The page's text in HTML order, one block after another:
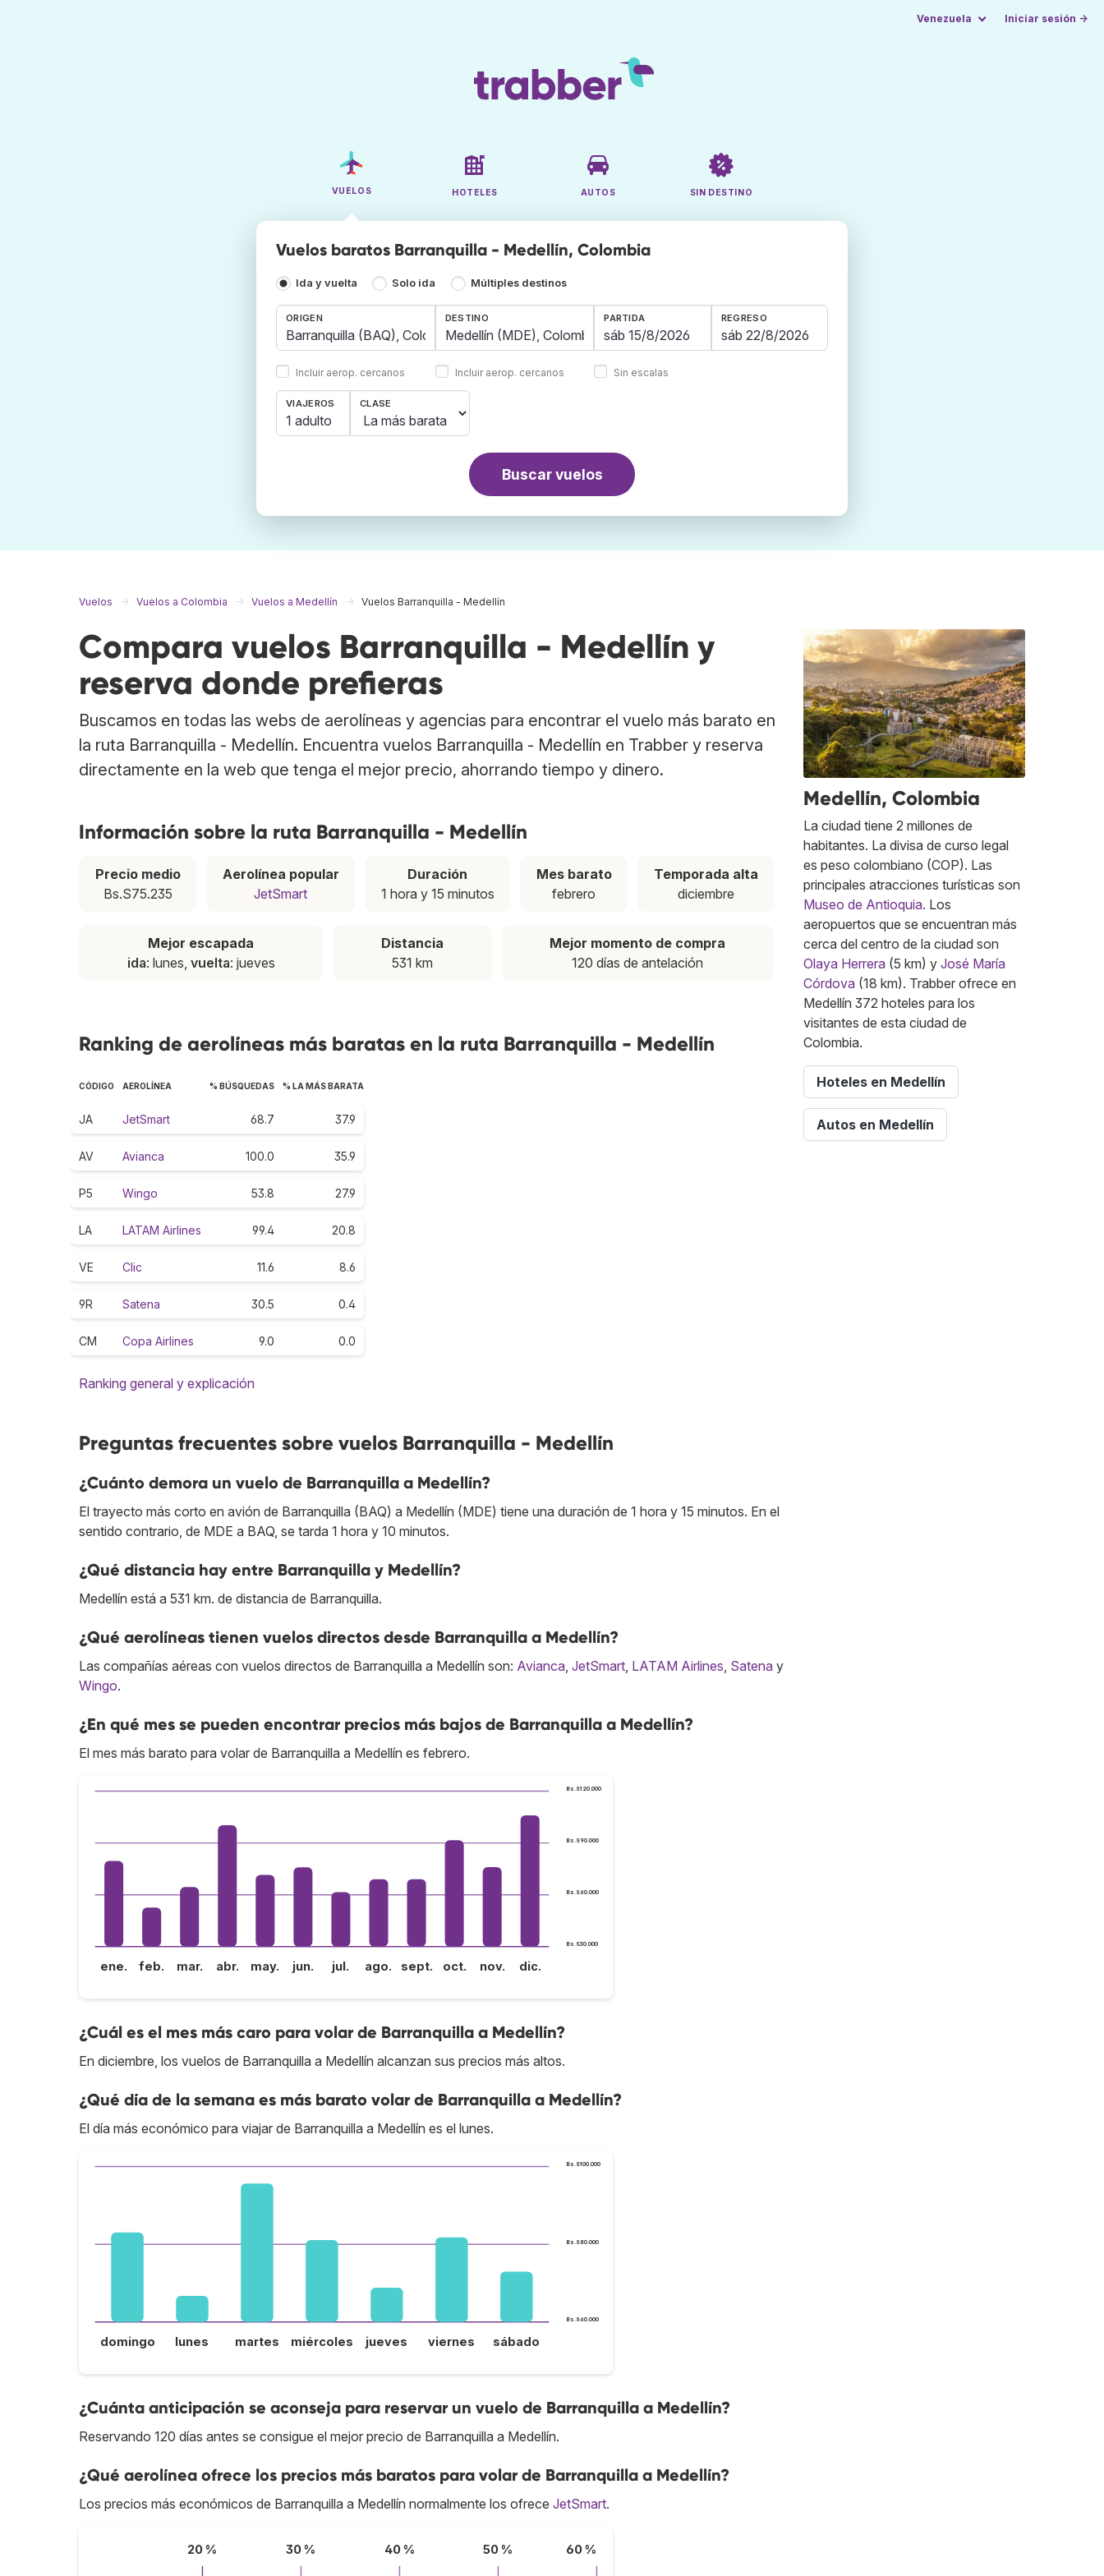
Venezuela Iniciar sesión →
VUELOS HOTELES AUTOS SIN DESTINO
Vuelos baratos Barranquilla - Medellín, Colombia
Ida y vuelta Solo ida Múltiples destinos
ORIGEN
Incluir aerop. cercanos
DESTINO
Incluir aerop. cercanos
PARTIDA REGRESO
Sin escalas
VIAJEROS
1 adulto
CLASE
Buscar vuelos
Vuelos Vuelos a Colombia Vuelos a Medellín Vuelos Barranquilla - Medellín
Compara vuelos Barranquilla - Medellín y
reserva donde prefieras
Buscamos en todas las webs de aerolíneas y agencias para encontrar el vuelo más barato en
la ruta Barranquilla - Medellín. Encuentra vuelos Barranquilla - Medellín en Trabber y reserva
directamente en la web que tenga el mejor precio, ahorrando tiempo y dinero.
Información sobre la ruta Barranquilla - Medellín
Precio medio
Bs.S75.235
Aerolínea popular
JetSmart
Duración
1 hora y 15 minutos
Mes barato
febrero
Temporada alta
diciembre
Mejor escapada
ida: lunes, vuelta: jueves
Distancia
531 km
Mejor momento de compra
120 días de antelación
Ranking de aerolíneas más baratas en la ruta Barranquilla - Medellín
CÓDIGO AEROLÍNEA % BÚSQUEDAS % LA MÁS BARATA
JA JetSmart 68.7 37.9
AV Avianca 100.0 35.9
P5 Wingo 53.8 27.9
LA LATAM Airlines 99.4 20.8
VE Clic 11.6 8.6
9R Satena 30.5 0.4
CM Copa Airlines 9.0 0.0
Ranking general y explicación
Preguntas frecuentes sobre vuelos Barranquilla - Medellín
¿Cuánto demora un vuelo de Barranquilla a Medellín?
El trayecto más corto en avión de Barranquilla (BAQ) a Medellín (MDE) tiene una duración de 1 hora y 15 minutos. En el
sentido contrario, de MDE a BAQ, se tarda 1 hora y 10 minutos.
¿Qué distancia hay entre Barranquilla y Medellín?
Medellín está a 531 km. de distancia de Barranquilla.
¿Qué aerolíneas tienen vuelos directos desde Barranquilla a Medellín?
Las compañías aéreas con vuelos directos de Barranquilla a Medellín son: Avianca, JetSmart, LATAM Airlines, Satena y
Wingo.
¿En qué mes se pueden encontrar precios más bajos de Barranquilla a Medellín?
El mes más barato para volar de Barranquilla a Medellín es febrero.
Bs.S30.000
Bs.S60.000
Bs.S90.000
Bs.S120.000
ene. feb. mar. abr. may. jun. jul. ago. sept. oct. nov. dic.
¿Cuál es el mes más caro para volar de Barranquilla a Medellín?
En diciembre, los vuelos de Barranquilla a Medellín alcanzan sus precios más altos.
¿Qué día de la semana es más barato volar de Barranquilla a Medellín?
El día más económico para viajar de Barranquilla a Medellín es el lunes.
Bs.S60.000
Bs.S80.000
Bs.S100.000
domingo lunes martes miércoles jueves viernes sábado
¿Cuánta anticipación se aconseja para reservar un vuelo de Barranquilla a Medellín?
Reservando 120 días antes se consigue el mejor precio de Barranquilla a Medellín.
¿Qué aerolínea ofrece los precios más baratos para volar de Barranquilla a Medellín?
Los precios más económicos de Barranquilla a Medellín normalmente los ofrece JetSmart.
20 % 30 % 40 % 50 % 60 %
Medellín, Colombia
La ciudad tiene 2 millones de
habitantes. La divisa de curso legal
es peso colombiano (COP). Las
principales atracciones turísticas son
Museo de Antioquia. Los
aeropuertos que se encuentran más
cerca del centro de la ciudad son
Olaya Herrera (5 km) y José María
Córdova (18 km). Trabber ofrece en
Medellín 372 hoteles para los
visitantes de esta ciudad de
Colombia.
Hoteles en Medellín
Autos en Medellín